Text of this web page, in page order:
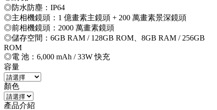
◎防水防塵：IP64
◎主相機鏡頭：1 億畫素主鏡頭 + 200 萬畫素景深鏡頭
◎前相機鏡頭：2000 萬畫素鏡頭
◎儲存空間：6GB RAM / 128GB ROM、8GB RAM / 256GB
ROM
◎電 池：6,000 mAh / 33W 快充
容量
顏色
產品介紹